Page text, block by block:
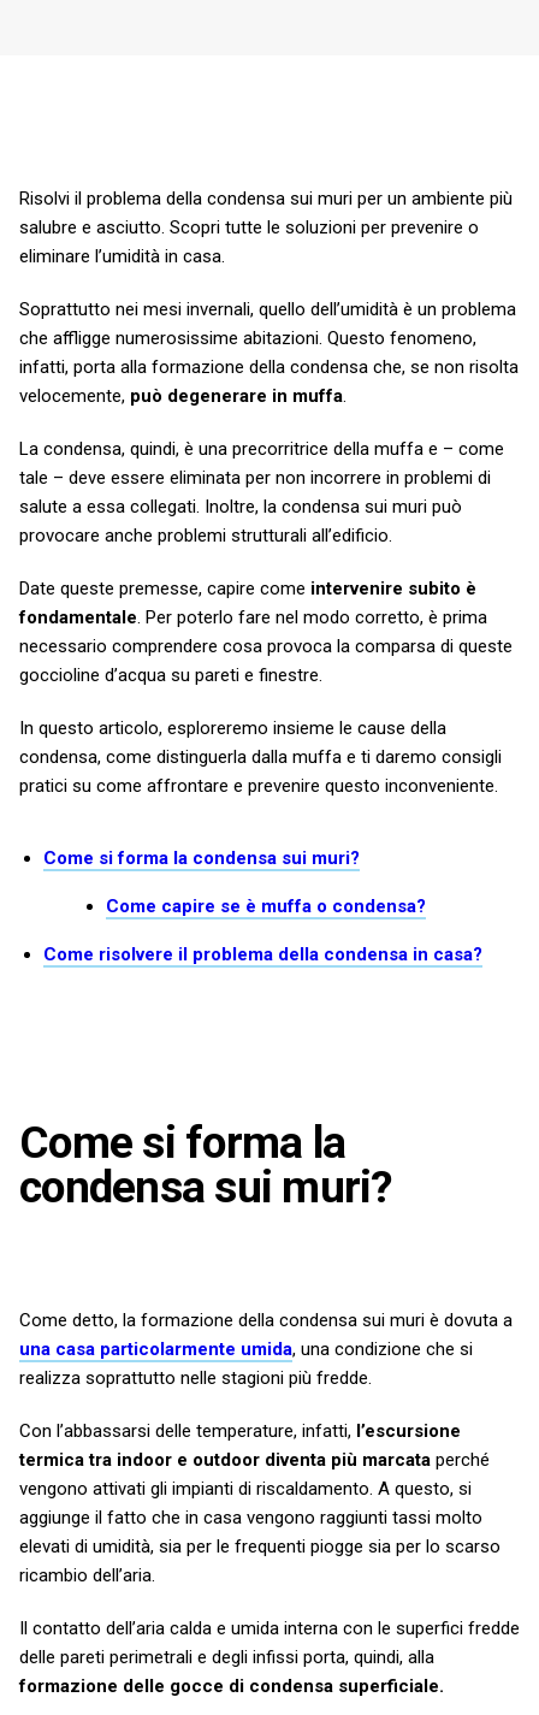
Risolvi il problema della condensa sui muri per un ambiente più
salubre e asciutto. Scopri tutte le soluzioni per prevenire o
eliminare l’umidità in casa.
Soprattutto nei mesi invernali, quello dell’umidità è un problema
che affligge numerosissime abitazioni. Questo fenomeno,
infatti, porta alla formazione della condensa che, se non risolta
velocemente, può degenerare in muffa.
La condensa, quindi, è una precorritrice della muffa e – come
tale – deve essere eliminata per non incorrere in problemi di
salute a essa collegati. Inoltre, la condensa sui muri può
provocare anche problemi strutturali all’edificio.
Date queste premesse, capire come intervenire subito è
fondamentale. Per poterlo fare nel modo corretto, è prima
necessario comprendere cosa provoca la comparsa di queste
goccioline d’acqua su pareti e finestre.
In questo articolo, esploreremo insieme le cause della
condensa, come distinguerla dalla muffa e ti daremo consigli
pratici su come affrontare e prevenire questo inconveniente.
Come si forma la condensa sui muri?
Come capire se è muffa o condensa?
Come risolvere il problema della condensa in casa?
Come si forma la
condensa sui muri?
Come detto, la formazione della condensa sui muri è dovuta a
una casa particolarmente umida, una condizione che si
realizza soprattutto nelle stagioni più fredde.
Con l’abbassarsi delle temperature, infatti, l’escursione
termica tra indoor e outdoor diventa più marcata perché
vengono attivati gli impianti di riscaldamento. A questo, si
aggiunge il fatto che in casa vengono raggiunti tassi molto
elevati di umidità, sia per le frequenti piogge sia per lo scarso
ricambio dell’aria.
Il contatto dell’aria calda e umida interna con le superfici fredde
delle pareti perimetrali e degli infissi porta, quindi, alla
formazione delle gocce di condensa superficiale.